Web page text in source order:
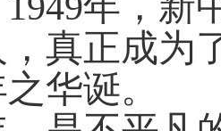
，真正成为
华诞。